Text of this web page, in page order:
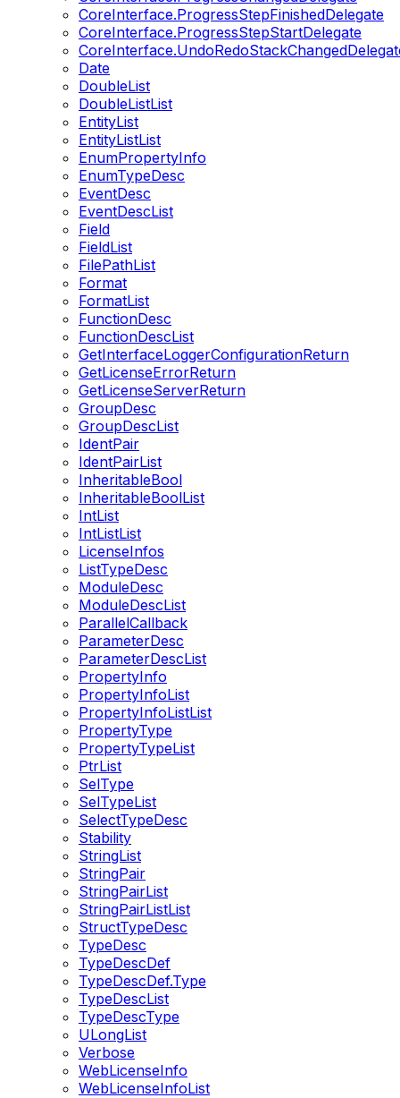
CoreInterface.ProgressStepFinishedDelegate
CoreInterface.ProgressStepStartDelegate
Date
DoubleList
DoubleListList
EntityList
EntityListList
EnumPropertyInfo
EnumTypeDesc
EventDesc
EventDescList
Field
FieldList
FilePathList
Format
FormatList
FunctionDesc
FunctionDescList
GetInterfaceLoggerConfigurationReturn
GetLicenseErrorReturn
GetLicenseServerReturn
GroupDesc
GroupDescList
IdentPair
IdentPairList
InheritableBool
InheritableBoolList
IntList
IntListList
LicenseInfos
ListTypeDesc
ModuleDesc
ModuleDescList
ParallelCallback
ParameterDesc
ParameterDescList
PropertyInfo
PropertyInfoList
PropertyInfoListList
PropertyType
PropertyTypeList
PtrList
SelType
SelTypeList
SelectTypeDesc
Stability
StringList
StringPair
StringPairList
StringPairListList
StructTypeDesc
TypeDesc
TypeDescDef
TypeDescDef.Type
TypeDescList
TypeDescType
ULongList
Verbose
WebLicenseInfo
WebLicenseInfoList